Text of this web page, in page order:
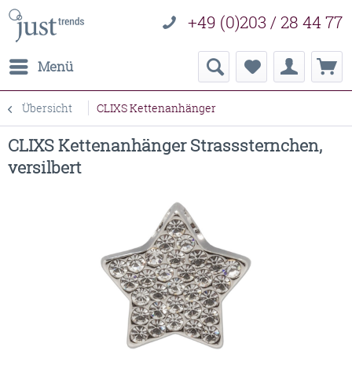
+49 (0)203 / 28 44 77
Menü
Übersicht CLIXS Kettenanhänger
CLIXS Kettenanhänger Strasssternchen,
versilbert